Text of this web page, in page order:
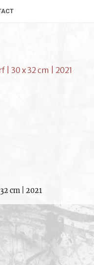
30 x 32 cm | 2021
cm | 2021